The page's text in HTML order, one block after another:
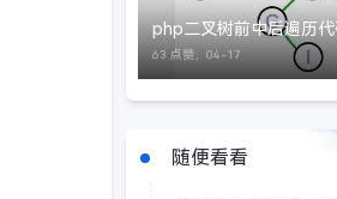
php二叉树前中后遍历代
63 点赞， 04-17
随便看看